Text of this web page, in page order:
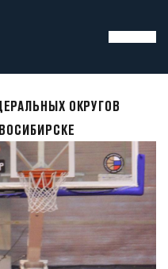
ОКРУГОВ